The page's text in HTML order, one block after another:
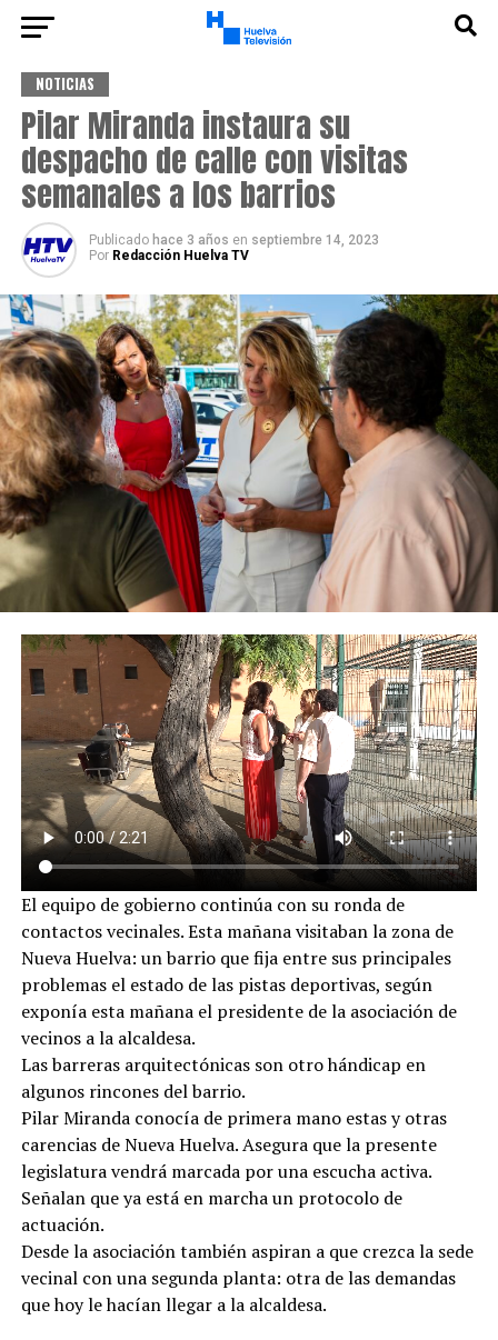
NOTICIAS
Pilar Miranda instaura su
despacho de calle con visitas
semanales a los barrios
Publicado hace 3 años en septiembre 14, 2023
Por Redacción Huelva TV
El equipo de gobierno continúa con su ronda de
contactos vecinales. Esta mañana visitaban la zona de
Nueva Huelva: un barrio que fija entre sus principales
problemas el estado de las pistas deportivas, según
exponía esta mañana el presidente de la asociación de
vecinos a la alcaldesa.
Las barreras arquitectónicas son otro hándicap en
algunos rincones del barrio.
Pilar Miranda conocía de primera mano estas y otras
carencias de Nueva Huelva. Asegura que la presente
legislatura vendrá marcada por una escucha activa.
Señalan que ya está en marcha un protocolo de
actuación.
Desde la asociación también aspiran a que crezca la sede
vecinal con una segunda planta: otra de las demandas
que hoy le hacían llegar a la alcaldesa.